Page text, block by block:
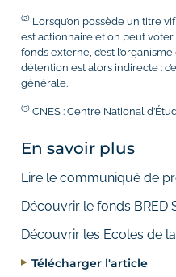
(2) Lorsqu’on possède un titre
est actionnaire et on peut voter
fonds externe, c’est
détention est alors indirecte :
générale.
(3) CNES : Centre National
En savoir plus
Lire le communiqué de
Découvrir le fonds BRED
Découvrir les Ecoles de
Télécharger l'article